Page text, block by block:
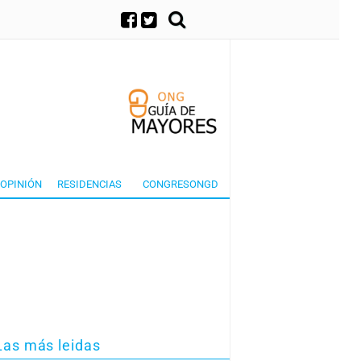
OPINIÓN RESIDENCIAS CONGRESONGD
más leidas